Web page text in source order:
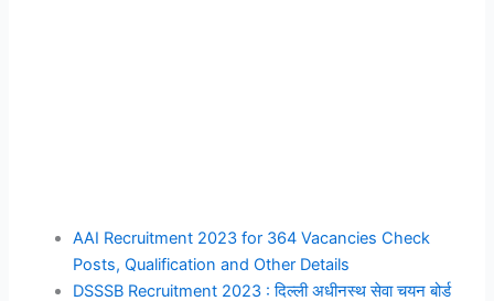
AAI Recruitment 2023 for 364 Vacancies Check
Posts, Qualification and Other Details
DSSSB Recruitment 2023 : दिल्ली अधीनस्थ सेवा चयन बोर्ड